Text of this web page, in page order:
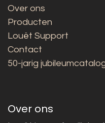
Over ons
Producten
Louët Support
Contact
50-jarig
Over ons